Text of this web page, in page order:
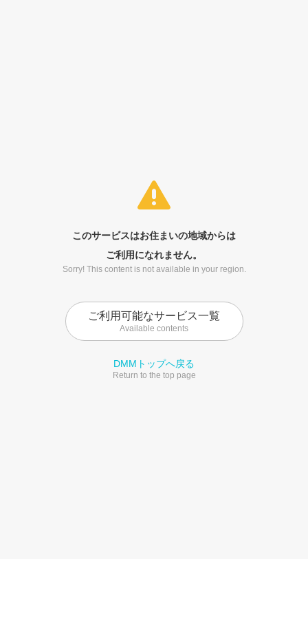
このサービスはお住まいの地域からは
ご利用になれません。
Sorry! This content is not available in your region.
ご利用可能なサービス一覧
Available contents
DMMトップへ戻る
Return to the top page